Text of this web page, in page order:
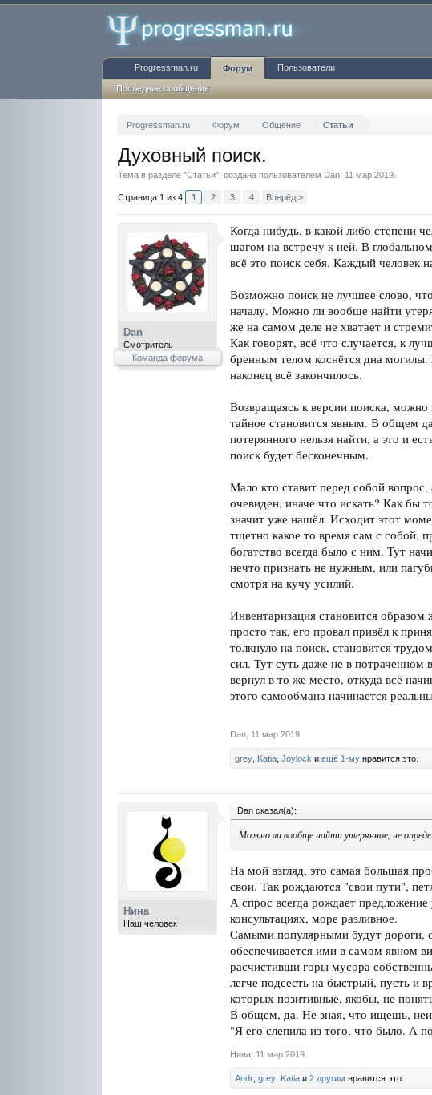
Progressman.ru Форум Общение Статьи
Духовный поиск.
Тема в разделе "Статьи", создана пользователем Dan 11 мар 2019
Страница 1 из 4 1 2 3 4 Вперёд >
Dan
Смотритель
Команда форума
Когда нибудь, в какой либо степени
шагом на встречу к ней. В
всё это поиск себя. Каждый человек
Возможно поиск не лучшее слово,
началу. Можно ли вообще найти
же на самом деле не хватает и
Как говорят, всё что случается, к
бренным телом коснётся дна
наконец всё закончилось.
Возвращаясь к версии поиска,
тайное становится явным. В общем
потерянного нельзя найти, а это и
поиск будет бесконечным.
Мало кто ставит перед собой
очевиден, иначе что искать? Как бы
значит уже нашёл. Исходит этот
тщетно какое то время сам с собой,
богатство всегда было с ним. Тут
нечто признать не нужным, или
смотря на кучу усилий.
Инвентаризация становится
просто так, его провал привёл к
толкнуло на поиск, становится
сил. Тут суть даже не в
вернул в то же место, откуда всё
этого самообмана начинается
Dan 11 мар 2019
grey Katia Joylock и ещё 1-му нравится это.
Нина
Наш человек
Dan сказал(а): ↑
Можно ли вообще найти утерянное, не
На мой взгляд, это самая большая
свои. Так рождаются "свои пути",
А спрос всегда рождает
консультациях, море разливное.
Самыми популярными будут дороги,
обеспечивается ими в самом явном
расчистивши горы мусора
легче подсесть на быстрый, пусть и
которых позитивные, якобы, не
В общем, да. Не зная, что ищешь,
"Я его слепила из того, что было. А
Нина 11 мар 2019
Andr grey Katia и 2 другим нравится это.
Progressman.ru Форум
Последние сообщения
Пользователи